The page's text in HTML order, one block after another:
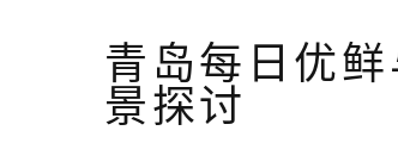
青岛每日优
景探讨